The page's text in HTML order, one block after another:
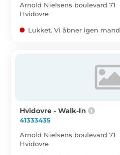
Arnold Nielsens boulevard 71
Hvidovre
Lukket. Vi åbner igen
Hvidovre - Walk-In
41333435
Arnold Nielsens boulevard 71
Hvidovre